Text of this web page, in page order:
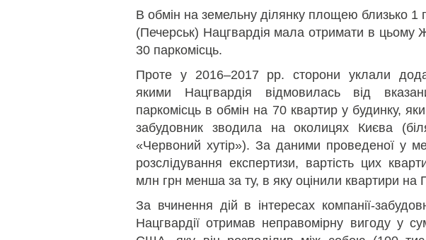
В обмін на земельну ділянку площею близько 1
(Печерськ) Нацгвардія мала отримати в цьому
30 паркомісць.
Проте у 2016–2017 рр. сторони уклали
якими Нацгвардія відмовилась від
паркомісць в обмін на 70 квартир у будинку,
забудовник зводила на околицях Києва
«Червоний хутір»). За даними проведеної у
розслідування експертизи, вартість цих
млн грн менша за ту, в яку оцінили квартири на
За вчинення дій в інтересах компанії-
Нацгвардії отримав неправомірну вигоду у